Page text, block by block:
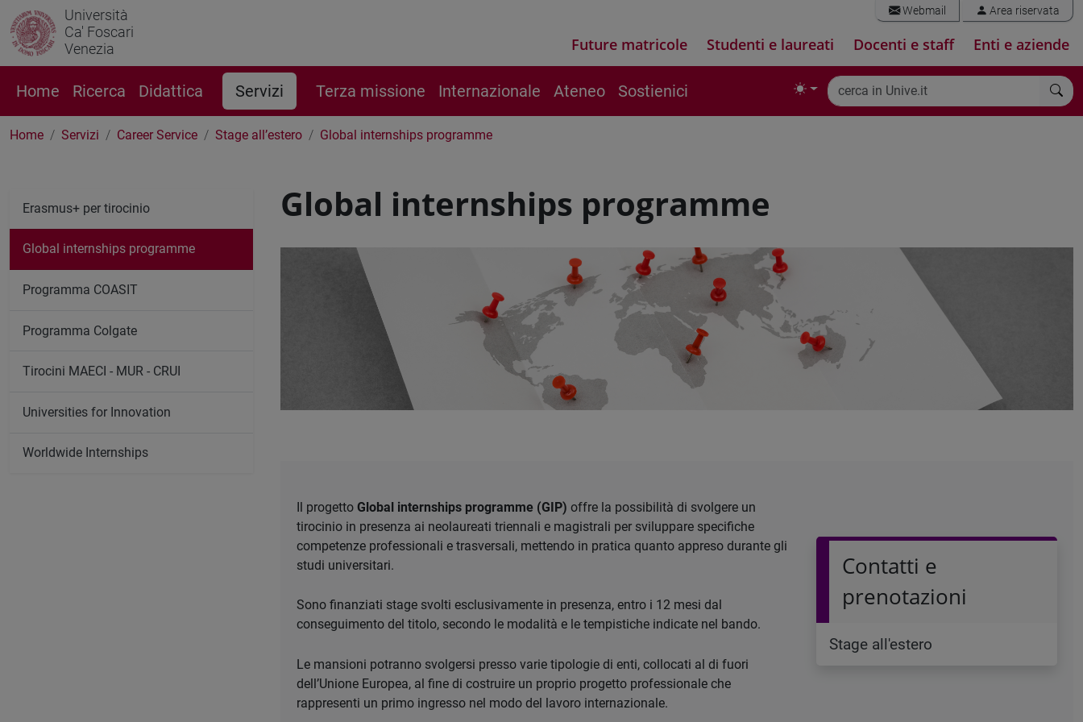
Università
Ca' Foscari
Venezia
Webmail Area riservata
Future matricole Studenti e laureati Docenti e staff Enti e aziende
Home Ricerca Didattica Servizi Terza missione Internazionale Ateneo Sostienici
Home Servizi Career Service Stage all’estero Global internships programme
Global internships programme
Il progetto Global internships programme (GIP) offre la possibilità di svolgere un
tirocinio in presenza ai neolaureati triennali e magistrali per sviluppare specifiche
competenze professionali e trasversali, mettendo in pratica quanto appreso durante gli
studi universitari.
Sono finanziati stage svolti esclusivamente in presenza, entro i 12 mesi dal
conseguimento del titolo, secondo le modalità e le tempistiche indicate nel bando.
Le mansioni potranno svolgersi presso varie tipologie di enti, collocati al di fuori
dell’Unione Europea, al fine di costruire un proprio progetto professionale che
rappresenti un primo ingresso nel modo del lavoro internazionale.
Contatti e
prenotazioni
Stage all'estero
Erasmus+ per tirocinio
Global internships programme
Programma COASIT
Programma Colgate
Tirocini MAECI - MUR - CRUI
Universities for Innovation
Worldwide Internships